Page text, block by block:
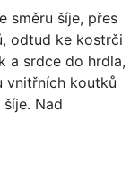
směru šíje, přes
odtud ke kostrči
a srdce do hrdla,
vnitřních koutků
Nad